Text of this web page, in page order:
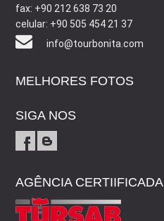
fax: +90 212 638 73 20
celular: +90 505 454 21 37
info@tourbonita.com
MELHORES FOTOS
SIGA NOS
AGÊNCIA CERTIIFICADA